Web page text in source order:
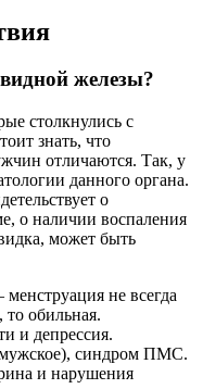
железы?
столкнулись с
знать, что
отличаются. Так, у
данного органа.
о
о наличии воспаления
может быть
не всегда
то обильная.
и депрессия.
мужское), синдром ПМС.
и нарушения